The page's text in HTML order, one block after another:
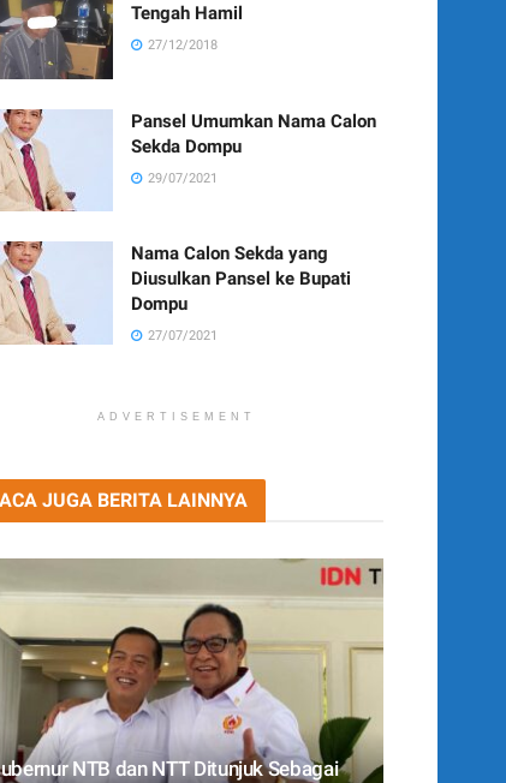
Tengah Hamil
27/12/2018
Pansel Umumkan Nama Calon
Sekda Dompu
29/07/2021
Nama Calon Sekda yang
Diusulkan Pansel ke Bupati
Dompu
27/07/2021
ADVERTISEMENT
JUGA BERITA LAINNYA
NTB dan NTT Ditunjuk Sebagai